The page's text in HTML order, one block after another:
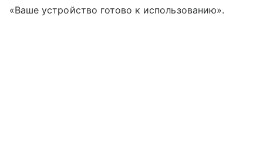
«Ваше устройство готово к использованию».